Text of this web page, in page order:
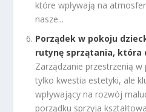
które wpływają na
nasze...
Porządek w pokoju
rutynę sprzątania, która
Zarządzanie przestrzenią
tylko kwestia estetyki, ale
wpływający na rozwój
porządku sprzyja